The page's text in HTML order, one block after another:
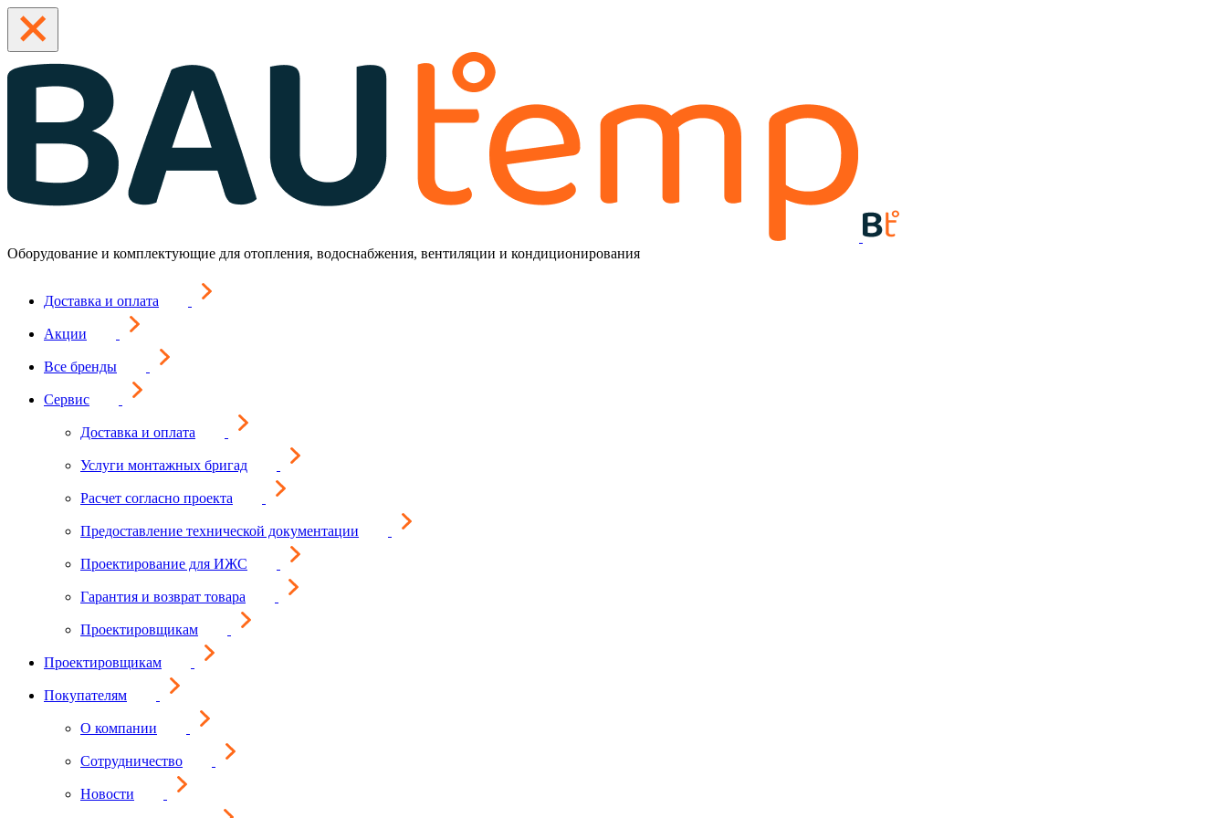
Оборудование и комплектующие для отопления, водоснабжения, вентиляции и кондиционирования
Доставка и оплата
Акции
Все бренды
Сервис
Доставка и оплата
Услуги монтажных бригад
Расчет согласно проекта
Предоставление технической документации
Проектирование для ИЖС
Гарантия и возврат товара
Проектировщикам
Проектировщикам
Покупателям
О компании
Сотрудничество
Новости